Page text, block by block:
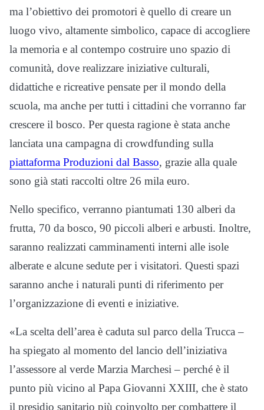
ma l’obiettivo dei promotori è quello di creare un
luogo vivo, altamente simbolico, capace di accogliere
la memoria e al contempo costruire uno spazio di
comunità, dove realizzare iniziative culturali,
didattiche e ricreative pensate per il mondo della
scuola, ma anche per tutti i cittadini che vorranno far
crescere il bosco. Per questa ragione è stata anche
lanciata una campagna di crowdfunding sulla
piattaforma Produzioni dal Basso, grazie alla quale
sono già stati raccolti oltre 26 mila euro.
Nello specifico, verranno piantumati 130 alberi da
frutta, 70 da bosco, 90 piccoli alberi e arbusti. Inoltre,
saranno realizzati camminamenti interni alle isole
alberate e alcune sedute per i visitatori. Questi spazi
saranno anche i naturali punti di riferimento per
l’organizzazione di eventi e iniziative.
«La scelta dell’area è caduta sul parco della Trucca –
ha spiegato al momento del lancio dell’iniziativa
l’assessore al verde Marzia Marchesi – perché è il
punto più vicino al Papa Giovanni XXIII, che è stato
il presidio sanitario più coinvolto per combattere il